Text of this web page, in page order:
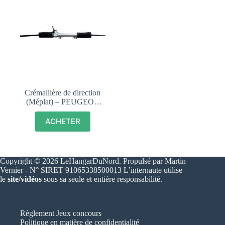
Crémaillère de direction
(Méplat) – PEUGEOT
205 – 400042
ACHETER
Copyright © 2026 LeHangarDuNord. Propulsé par Martin
Vernier - N° SIRET 91065338500013 L’internaute utilise
le site/vidéos sous sa seule et entière responsabilité.
Règlement Jeux concours
Politique en matière de confidentialité